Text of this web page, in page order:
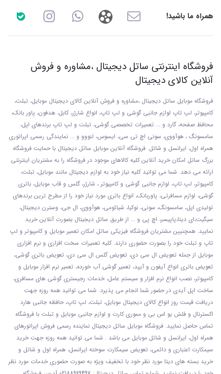
همراه ما باشید!
فروشگاه اینترنتی ساتل دیجیتال ،مشاوره و فروش
آنلاین کالای دیجیتال
فروشگاه موبایل ساتل دیجیتال ،مشاوره و فروش آنلاین کالای دیجیتال موبایل، تبلت،
کامپیوتر، لپ تاپ لوازم جانبی گوشی و لپ تاپ، انواع شارژر، کابل، هدفون، پاور بانک،
محافظ صفحه، گارد و ... تعمیرات تخصصی گوشی، تبلت و لپ تاپ برندهای اپل،
سامسونگ ، هوآووی، سونی اچ تی سی، ایسوس، لنووو و ... نمایندگی رسمی اپراتوری
همراه اول، ایرانسل و شاتل. فروشگاه آنلاین موبایل ساتل دیجیتال با حمایت فروشگاه
بزرگ ساتل امکان خرید آنلاین کلیه کالاهای موجود در فروشگاه را به مشتریان اینترنتی
ارائه می دهد. شما می توانید کلیه نیاز خود به لوازم دیجیتال مانند موبایل، تبلت،
کامپیوتر، لپ تاپ، لوازم جانبی گوشی و کامپیوتر ، شارژر، گلس و قاب موبایل، باتری
گوشی، لوازم مسافرتی، پاوربانک، انواع باتری مورد نیاز خود را از مطرح ترین برندهای
تولیدی اپل، سامسونگ، سونی، نوکیا، شیائومی، هوآووی، ال جی، وسترن دیجیتال،
سیگیت،ای دیتا،پاپیسر، اچ پی و ... از طریق ساتل دیجیتال بصورت آنلاین خرید
نمایید. همچنیین مشتریان فروشگاه فیزیکی ساتل امکان تعمیر موبایل و کامپیوتر و لپ
تاپ و تبلت خود را بصورت حضوری دارند. کلیه تعمیرات سخت افزاری و نرم افزاری
موبایل از جمله تعویض ال سی دی، تعویض گلس ال سی دی، تعویض باتری گوشی،
تعویض باتری انواع آیفون و آیپد، تعمیر گوشی آب خورده، تعمیر نرم افزار موبایل و
کامپیوتر، نصب انواع نرم افزار و سیستم عامل، خدمات رجیستری گوشی های مسافری،
ساخت اپل آیدی در حضور شما انجام می پذیرد. شما می توانید همه روزه جهت
دریافت قیمت روز انواع کالای دیجیتال موبایل، تبلت، لپ تاپ، حافظه جانبی هارد
اکسترنال و فلش یو اس بی و مموری کارت و لوازم جانبی موبایل و تبلت با فروشگاه
تماس حاصل نمایید. فروشگاه موبایل ساتل دیجیتال نماینده رسمی فروش اپراتورهای
همراه اول، ایرانسل و شاتل موبایل می باشد . شما می توانید همه روزه جهت خرید
سیمکارت اعتباری و دائمی، تعویض سیمکارت سوخته ایرانسل، همراه اول و شاتل و
خرید بسته های دیتا مورد نظر خود با تخفیف ویژه به صورت حضوری خدمات مورد نظر